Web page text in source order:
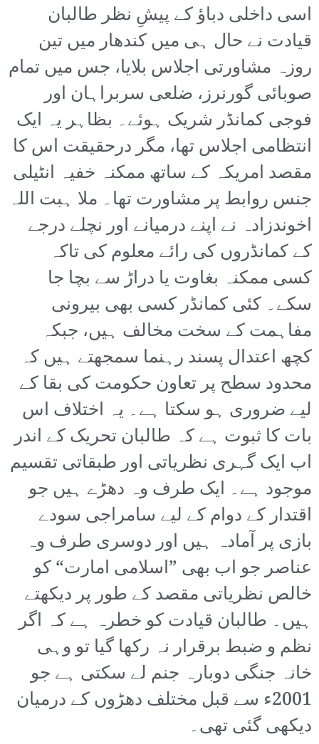
اسی داخلی دباؤ کے پیشِ نظر طالبان
قیادت نے حال ہی میں کندھار میں تین
روزہ مشاورتی اجلاس بلایا، جس میں تمام
صوبائی گورنرز، ضلعی سربراہان اور
فوجی کمانڈر شریک ہوئے۔ بظاہر یہ ایک
انتظامی اجلاس تھا، مگر درحقیقت اس کا
مقصد امریکہ کے ساتھ ممکنہ خفیہ انٹیلی
جنس روابط پر مشاورت تھا۔ ملا ہبت اللہ
اخوندزادہ نے اپنے درمیانے اور نچلے درجے
کے کمانڈروں کی رائے معلوم کی تاکہ
کسی ممکنہ بغاوت یا دراڑ سے بچا جا
سکے۔ کئی کمانڈر کسی بھی بیرونی
مفاہمت کے سخت مخالف ہیں، جبکہ
کچھ اعتدال پسند رہنما سمجھتے ہیں کہ
محدود سطح پر تعاون حکومت کی بقا کے
لیے ضروری ہو سکتا ہے۔ یہ اختلاف اس
بات کا ثبوت ہے کہ طالبان تحریک کے اندر
اب ایک گہری نظریاتی اور طبقاتی تقسیم
موجود ہے۔ ایک طرف وہ دھڑے ہیں جو
اقتدار کے دوام کے لیے سامراجی سودے
بازی پر آمادہ ہیں اور دوسری طرف وہ
عناصر جو اب بھی ”اسلامی امارت“ کو
خالص نظریاتی مقصد کے طور پر دیکھتے
ہیں۔ طالبان قیادت کو خطرہ ہے کہ اگر
نظم و ضبط برقرار نہ رکھا گیا تو وہی
خانہ جنگی دوبارہ جنم لے سکتی ہے جو
2001ء سے قبل مختلف دھڑوں کے درمیان
دیکھی گئی تھی۔